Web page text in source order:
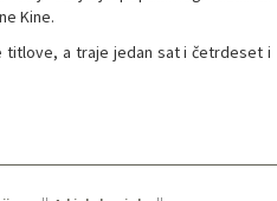
Kine.
titlove, a traje jedan sat i četrdeset i